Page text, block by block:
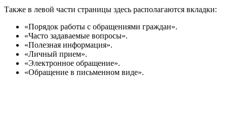
Также в левой части страницы здесь располагаются вкладки:
«Порядок работы с обращениями граждан».
«Часто задаваемые вопросы».
«Полезная информация».
«Личный прием».
«Электронное обращение».
«Обращение в письменном виде».